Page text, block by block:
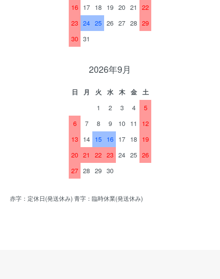
16 17 18 19 20 21
22
23 24 25 26 27 28 29
30 31
2026年9月
日 月 火 水 木 金
土
1
2 3 4
5
6
7 8 9 10 11
12
13 14 15 16 17 18 19
20 21 22 23 24 25 26
27 28 29 30
赤字：定休日(発送休み) 青字：臨時休業(発送休み)